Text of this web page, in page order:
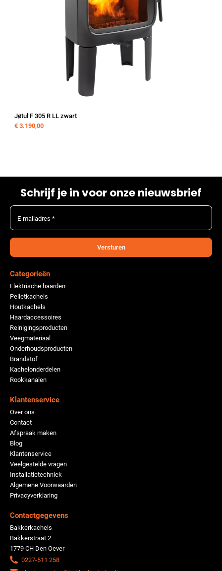
Jøtul F 305 R LL zwart
€ 3.190,00
Schrijf je in voor onze nieuwsbrief
E-mailadres *
Versturen
Categorieën
Elektrische haarden
Pelletkachels
Houtkachels
Haardaccessoires
Reinigingsproducten
Veegmateriaal
Onderhoudsproducten
Brandstof
Kachelonderdelen
Rookkanalen
Klantenservice
Over ons
Contact
Afspraak maken
Blog
Klantenservice
Veelgestelde vragen
Installatietechniek
Algemene Voorwaarden
Privacyverklaring
Contactgegevens
Bakkerkachels
Bakkerstraat 2
1779 CH Den Oever
0227-511 258